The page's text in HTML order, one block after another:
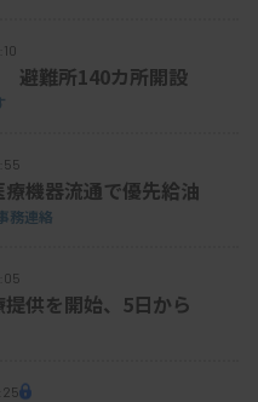
避難所140カ所開設
機器流通で優先給油
務連絡
供を開始、5日から